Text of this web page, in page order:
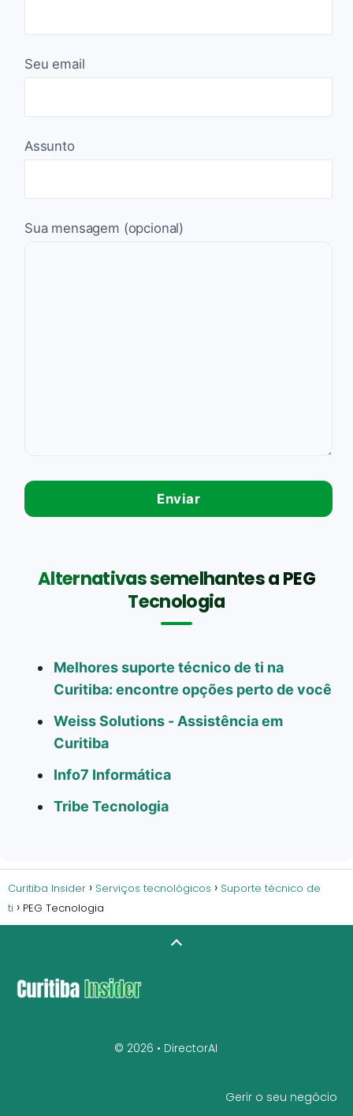
Seu email
Assunto
Sua mensagem (opcional)
Alternativas semelhantes a PEG
Tecnologia
Melhores suporte técnico de ti na
Curitiba: encontre opções perto de você
Weiss Solutions - Assistência em
Curitiba
Info7 Informática
Tribe Tecnologia
Curitiba Insider Serviços tecnológicos
Suporte técnico de
ti
PEG Tecnologia
© 2026 • DirectorAI
Gerir o seu negócio